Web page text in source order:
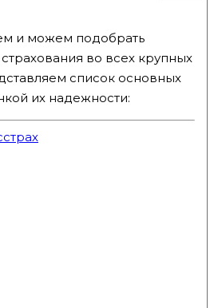
и можем подобрать
во всех крупных
список основных
их надежности: